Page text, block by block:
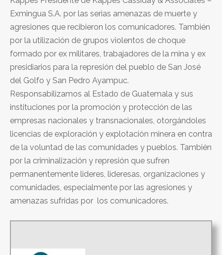
Exmingua S.A. por las serias amenazas de muerte y
agresiones que recibieron los comunicadores. También
por la utilización de grupos violentos de choque
formado por ex militares, trabajadores de la mina y ex
presidiarios para la represión del pueblo de San José
del Golfo y San Pedro Ayampuc.
Responsabilizamos al Estado de Guatemala y sus
instituciones por la promoción y protección de las
empresas nacionales y transnacionales, otorgándoles
licencias de exploración y explotación minera en contra
de la voluntad de las comunidades y pueblos. También
por la criminalización y represión que sufren
permanentemente lideres, lideresas, organizaciones y
comunidades, especialmente por las agresiones y
amenazas sufridas por los comunicadores.